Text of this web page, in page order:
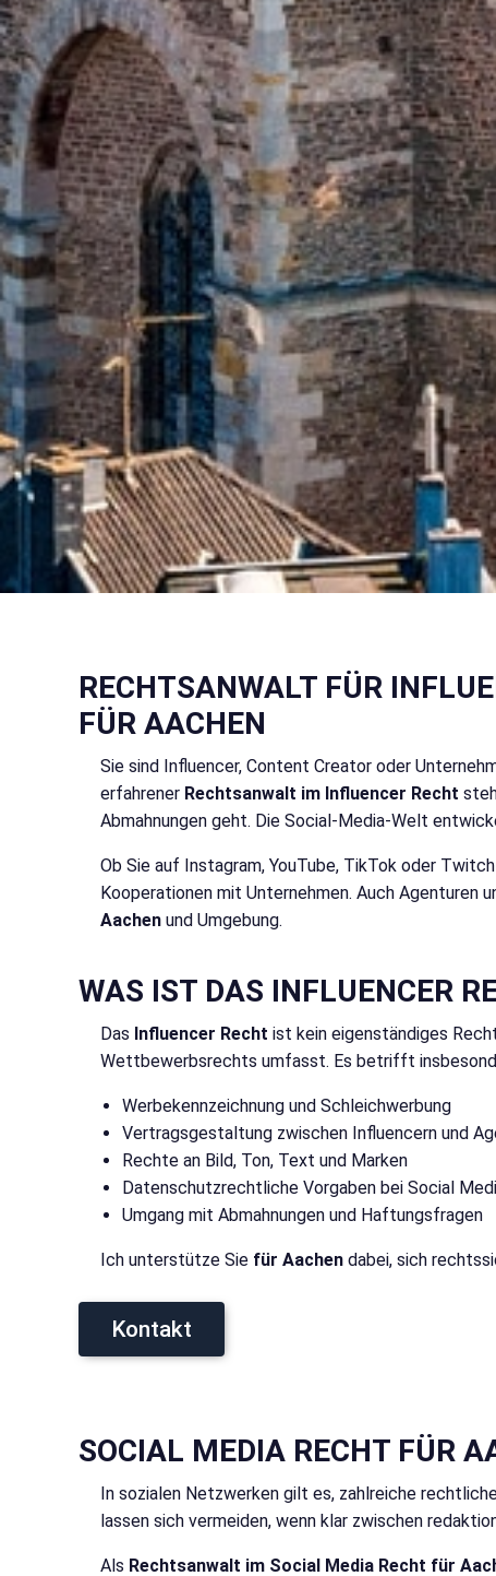
RECHTSANWALT FÜR
FÜR AACHEN
Sie sind Influencer, Content Creator oder
erfahrener Rechtsanwalt im Influencer Recht
Abmahnungen geht. Die Social-Media-Welt
Ob Sie auf Instagram, YouTube, TikTok oder
Kooperationen mit Unternehmen. Auch Agenturen
Aachen und Umgebung.
WAS IST DAS INFLUENCER
Das Influencer Recht ist kein eigenständiges
Wettbewerbsrechts umfasst. Es betrifft
Werbekennzeichnung und Schleichwerbung
Vertragsgestaltung zwischen Influencern und
Rechte an Bild, Ton, Text und Marken
Datenschutzrechtliche Vorgaben bei Social
Umgang mit Abmahnungen und Haftungsfragen
Ich unterstütze Sie für Aachen dabei, sich
Kontakt
SOCIAL MEDIA RECHT FÜR
In sozialen Netzwerken gilt es, zahlreiche
lassen sich vermeiden, wenn klar zwischen
Als Rechtsanwalt im Social Media Recht für